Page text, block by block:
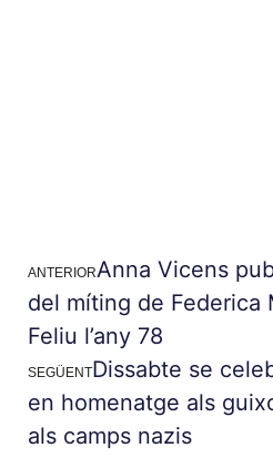
ANTERIORAnna Vicens
del míting de Federica
Feliu l’any 78
SEGÜENTDissabte se
en homenatge als
als camps nazis